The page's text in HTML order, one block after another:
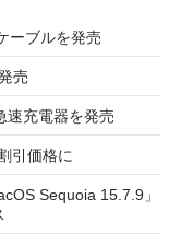
ーブルを発売
売
速充電器を発売
引価格に
Sequoia 15.7.9」